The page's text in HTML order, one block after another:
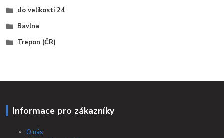
do velikosti 24
Bavlna
Trepon (ČR)
Informace pro zákazníky
O nás